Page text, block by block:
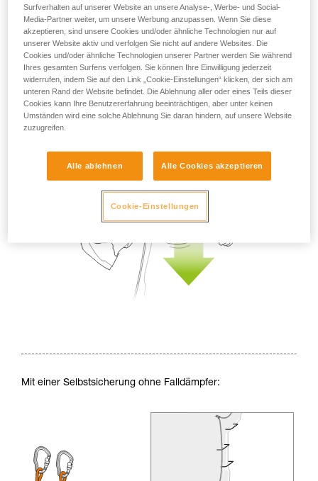
Mit einer Selbstsicherung ohne Falldämpfer:
Surfverhalten auf unserer Website an unsere Analyse-, Werbe- und Social-
Media-Partner weiter, um unsere Werbung anzupassen. Wenn Sie diese
akzeptieren, sind unsere Cookies und/oder ähnliche Technologien nur auf
unserer Website aktiv und verfolgen Sie nicht auf andere Websites. Die
Cookies und/oder ähnliche Technologien unserer Partner werden Sie während
Ihres gesamten Surfens verfolgen. Sie können Ihre Einwilligung jederzeit
widerrufen, indem Sie auf den Link „Cookie-Einstellungen“ klicken, der sich am
unteren Rand der Website befindet. Die Ablehnung aller oder eines Teils dieser
Cookies kann Ihre Benutzererfahrung beeinträchtigen, aber unter keinen
Umständen wird eine solche Ablehnung Sie daran hindern, auf unsere Website
zuzugreifen.
Alle ablehnen Alle Cookies akzeptieren
Cookie-Einstellungen